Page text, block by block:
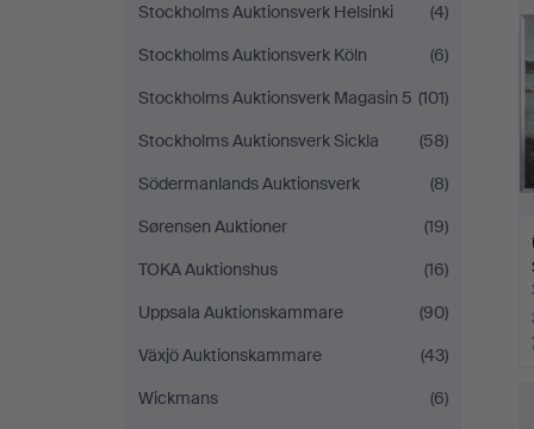
Stockholms Auktionsverk Helsinki
(4)
Stockholms Auktionsverk Köln
(6)
Stockholms Auktionsverk Magasin 5 (101)
Stockholms Auktionsverk Sickla
(58)
Södermanlands Auktionsverk
(8)
Sørensen Auktioner
(19)
TOKA Auktionshus
(16)
Uppsala Auktionskammare
(90)
Växjö Auktionskammare
(43)
Wickmans
(6)